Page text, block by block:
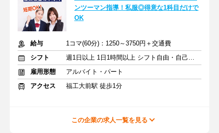
ンツーマン指導！私服◎得意な1科目だけで
OK
給与
1コマ(60分)：1250～3750円＋交通費
シフト
週1日以上 1日1時間以上 シフト自由・自己申告
雇用形態
アルバイト・パート
アクセス
福工大前駅 徒歩1分
この企業の求人一覧を見る